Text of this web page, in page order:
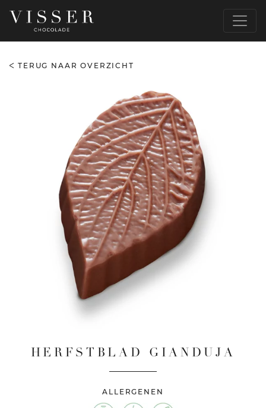
TERUG NAAR OVERZICHT
HERFSTBLAD GIANDUJA
ALLERGENEN